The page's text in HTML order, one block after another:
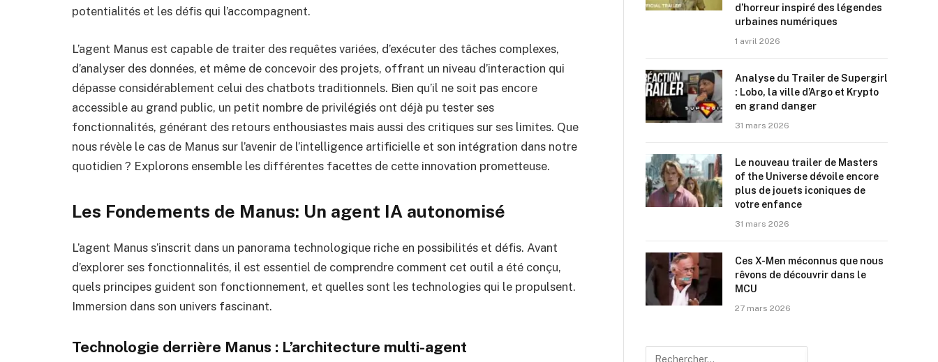
potentialités et les défis qui l’accompagnent.
L’agent Manus est capable de traiter des requêtes variées, d’exécuter des tâches complexes,
d’analyser des données, et même de concevoir des projets, offrant un niveau d’interaction qui
dépasse considérablement celui des chatbots traditionnels. Bien qu’il ne soit pas encore
accessible au grand public, un petit nombre de privilégiés ont déjà pu tester ses
fonctionnalités, générant des retours enthousiastes mais aussi des critiques sur ses limites. Que
nous révèle le cas de Manus sur l’avenir de l’intelligence artificielle et son intégration dans notre
quotidien ? Explorons ensemble les différentes facettes de cette innovation prometteuse.
Les Fondements de Manus: Un agent IA autonomisé
L’agent Manus s’inscrit dans un panorama technologique riche en possibilités et défis. Avant
d’explorer ses fonctionnalités, il est essentiel de comprendre comment cet outil a été conçu,
quels principes guident son fonctionnement, et quelles sont les technologies qui le propulsent.
Immersion dans son univers fascinant.
Technologie derrière Manus : L’architecture multi-agent
d’horreur inspiré des légendes
urbaines numériques
1 avril 2026
Analyse du Trailer de Supergirl
: Lobo, la ville d’Argo et Krypto
en grand danger
31 mars 2026
Le nouveau trailer de Masters
of the Universe dévoile encore
plus de jouets iconiques de
votre enfance
31 mars 2026
Ces X-Men méconnus que nous
rêvons de découvrir dans le
MCU
27 mars 2026